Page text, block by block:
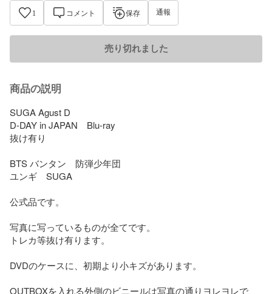
1 コメント 保存 通報
売り切れました
商品の説明
SUGA Agust D
D-DAY in JAPAN　Blu-ray
抜け有り
BTS バンタン　防弾少年団
ユンギ　SUGA
公式品です。
写真に写っているものが全てです。
トレカ等抜け有ります。
DVDのケースに、初期より小キズがあります。
OUTBOXを入れる外側のビニールは写真の通りヨレヨレで